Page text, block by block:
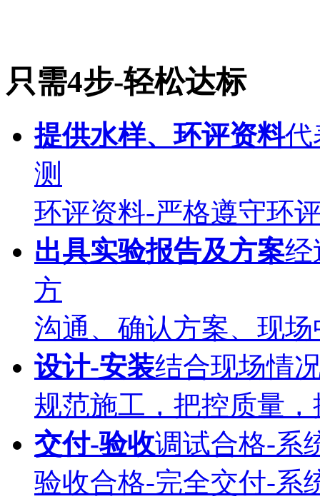
只需4步-轻松达标
提供水样、环评资料代
测
环评资料-严格遵守环
出具实验报告及方案经
方
沟通、确认方案、现
设计-安装结合现场情
规范施工，把控质量
交付-验收调试合格-系
验收合格-完全交付-系